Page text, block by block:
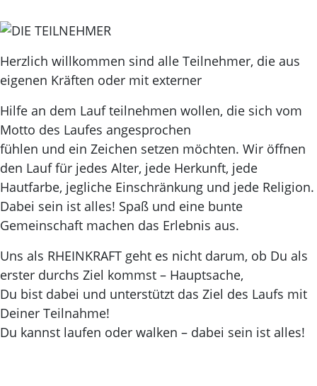
Herzlich willkommen sind alle Teilnehmer, die aus
eigenen Kräften oder mit externer
Hilfe an dem Lauf teilnehmen wollen, die sich vom
Motto des Laufes angesprochen
fühlen und ein Zeichen setzen möchten. Wir öffnen
den Lauf für jedes Alter, jede Herkunft, jede
Hautfarbe, jegliche Einschränkung und jede Religion.
Dabei sein ist alles! Spaß und eine bunte
Gemeinschaft machen das Erlebnis aus.
Uns als RHEINKRAFT geht es nicht darum, ob Du als
erster durchs Ziel kommst – Hauptsache,
Du bist dabei und unterstützt das Ziel des Laufs mit
Deiner Teilnahme!
Du kannst laufen oder walken – dabei sein ist alles!